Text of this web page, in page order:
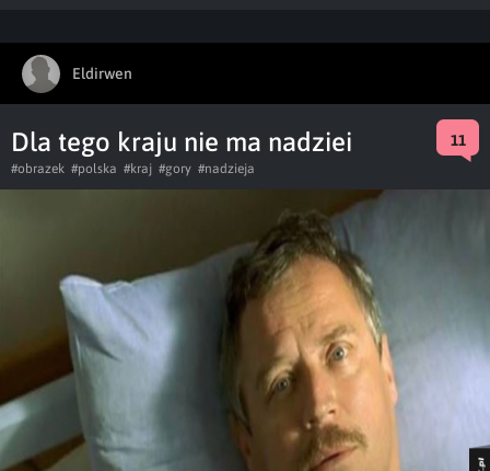
Eldirwen
Dla tego kraju nie ma nadziei 11
#obrazek #polska #kraj #gory #nadzieja